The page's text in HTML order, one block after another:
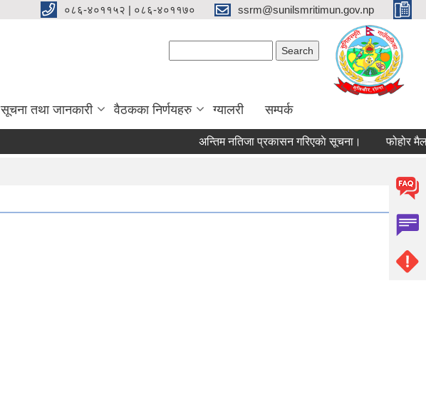
०८६-४०११५२ | ०८६-४०११७० ssrm@sunilsmritimun.gov.np
सूचना तथा जानकारी वैठकका निर्णयहरु ग्यालरी सम्पर्क
अन्तिम नतिजा प्रकासन गरिएकाे सूचना। फोहोर मैला